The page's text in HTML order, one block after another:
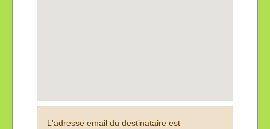
L'adresse email du destinataire est